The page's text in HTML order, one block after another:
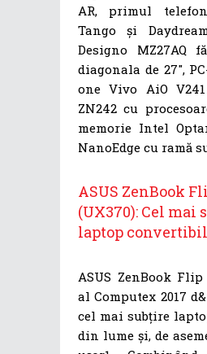
AR, primul
Tango și
Designo MZ27AQ
diagonala de 27″,
one Vivo AiO
ZN242 cu
memorie Intel
NanoEdge cu ramă
ASUS ZenBook
(UX370): Cel mai
laptop
ASUS ZenBook
al Computex 2017
cel mai subțire
din lume și, de